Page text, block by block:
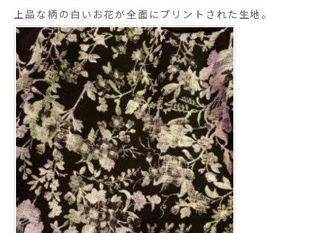
上品な柄の白いお花が全面にプリントされた生地。